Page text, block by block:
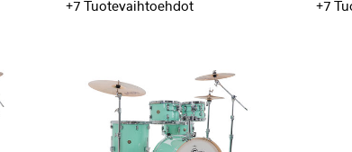
+7 Tuotevaihtoehdot +7